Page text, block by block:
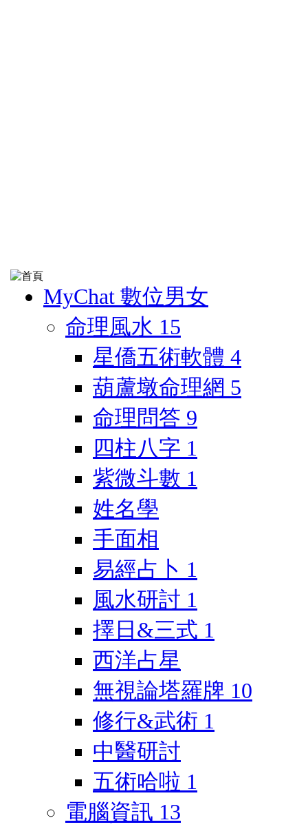
MyChat 數位男女
命理風水 15
星僑五術軟體 4
葫蘆墩命理網 5
命理問答 9
四柱八字 1
紫微斗數 1
姓名學
手面相
易經占卜 1
風水研討 1
擇日&三式 1
西洋占星
無視論塔羅牌 10
修行&武術 1
中醫研討
五術哈啦 1
電腦資訊 13